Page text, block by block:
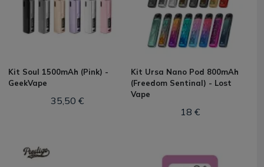
Kit Soul 1500mAh (Pink) -
GeekVape
35,50 €
Kit Ursa Nano Pod 800mAh
(Freedom Sentinal) - Lost
Vape
18 €